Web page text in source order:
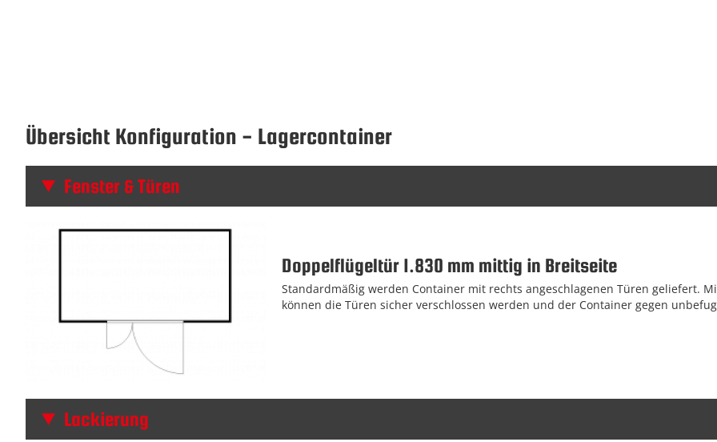
Übersicht Konfiguration - Lagercontainer
Fenster & Türen
Doppelflügeltür 1.830 mm mittig in Breitseite
Standardmäßig werden Container mit rechts angeschlagenen Türen geliefert.
können die Türen sicher verschlossen werden und der Container gegen
Lackierung